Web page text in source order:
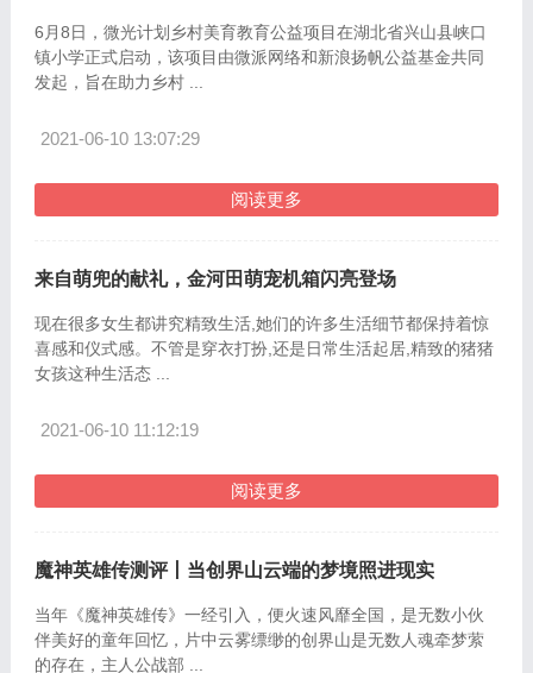
6月8日，微光计划乡村美育教育公益项目在湖北省兴山县峡口
镇小学正式启动，该项目由微派网络和新浪扬帆公益基金共同
2021-06-10 13:07:29
阅读更多
来自萌兜的献礼，金河田萌宠机箱闪亮登场
现在很多女生都讲究精致生活,她们的许多生活细节都保持着惊
喜感和仪式感。不管是穿衣打扮,还是日常生活起居,精致的猪猪
2021-06-10 11:12:19
阅读更多
魔神英雄传测评丨当创界山云端的梦境照进现实
当年《魔神英雄传》一经引入，便火速风靡全国，是无数小伙
伴美好的童年回忆，片中云雾缥缈的创界山是无数人魂牵梦萦